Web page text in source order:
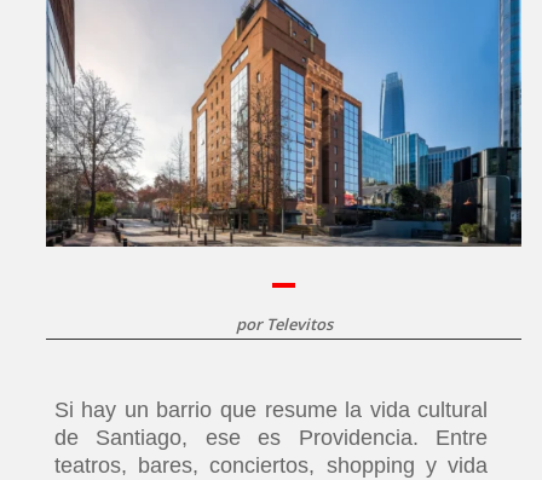
por Televitos
Si hay un barrio que resume la vida cultural
de Santiago, ese es Providencia. Entre
teatros, bares, conciertos, shopping y vida